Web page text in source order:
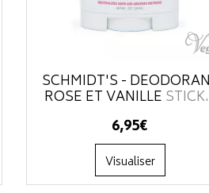
SCHMIDT'S -
ROSE ET VANILLE
6,95€
Visualiser